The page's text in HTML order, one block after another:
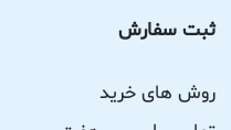
ثبت سفارش
روش های خرید